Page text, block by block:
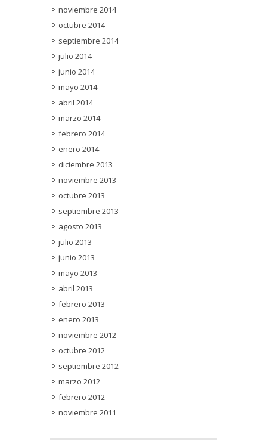
noviembre 2014
octubre 2014
septiembre 2014
julio 2014
junio 2014
mayo 2014
abril 2014
marzo 2014
febrero 2014
enero 2014
diciembre 2013
noviembre 2013
octubre 2013
septiembre 2013
agosto 2013
julio 2013
junio 2013
mayo 2013
abril 2013
febrero 2013
enero 2013
noviembre 2012
octubre 2012
septiembre 2012
marzo 2012
febrero 2012
noviembre 2011